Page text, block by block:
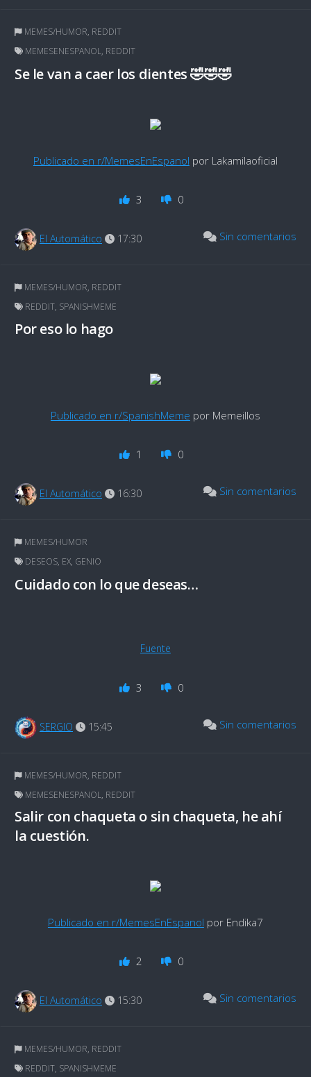
MEMES/HUMOR, REDDIT
MEMESENESPANOL, REDDIT
Se le van a caer los dientes 🤣🤣🤣
Publicado en r/MemesEnEspanol por Lakamilaoficial
3 0
El Automático 17:30 Sin comentarios
MEMES/HUMOR, REDDIT
REDDIT, SPANISHMEME
Por eso lo hago
Publicado en r/SpanishMeme por Memeillos
1 0
El Automático 16:30 Sin comentarios
MEMES/HUMOR
DESEOS, EX, GENIO
Cuidado con lo que deseas…
Fuente
3 0
SERGIO 15:45 Sin comentarios
MEMES/HUMOR, REDDIT
MEMESENESPANOL, REDDIT
Salir con chaqueta o sin chaqueta, he ahí
la cuestión.
Publicado en r/MemesEnEspanol por Endika7
2 0
El Automático 15:30 Sin comentarios
MEMES/HUMOR, REDDIT
REDDIT, SPANISHMEME